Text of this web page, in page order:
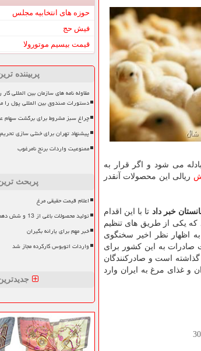
می شود و اگر قرار به
ریالی این محصولات آنقدر
خبر داد تا با این اقدام
که یکی از طریق های تنظیم
به اظهار نظر اخیر سخنگوی
به این کشور برای
گذاشته است و صادرکنندگان
و غذای مرغ به ایران وارد
حوزه های انتخابیه مجلس
فیش حج
قیمت بیسیم موتورولا
پربیننده
مقاوله نامه های سازمان بین المللی
دستورات صندوق بین المللی پول را
چراغ سبز مشروط برای برگشت سهام
پیشنهاد تهران برای خنثی سازی
ممنوعیت واردات برنج نامرغوب
پربحث
اعلام قیمت حقیقی مرغ
تولید محصولات باغی از 13 و شش دهم میلیون تن گذشت
خبر مهم برای یارانه بگیران
واردات اتوبوس کارکرده مجاز شد